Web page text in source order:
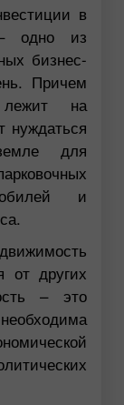
в
– одно из
бизнес-
Причем
лежит на
нуждаться
для
и
от других
– это